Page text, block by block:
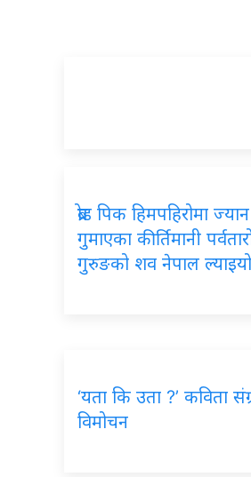
ब्रोड पिक हिमपहिरोमा ज्यान
गुमाएका कीर्तिमानी
गुरुङको शव नेपाल ल्याइयो
‘यता कि उता ?’ कविता
विमोचन